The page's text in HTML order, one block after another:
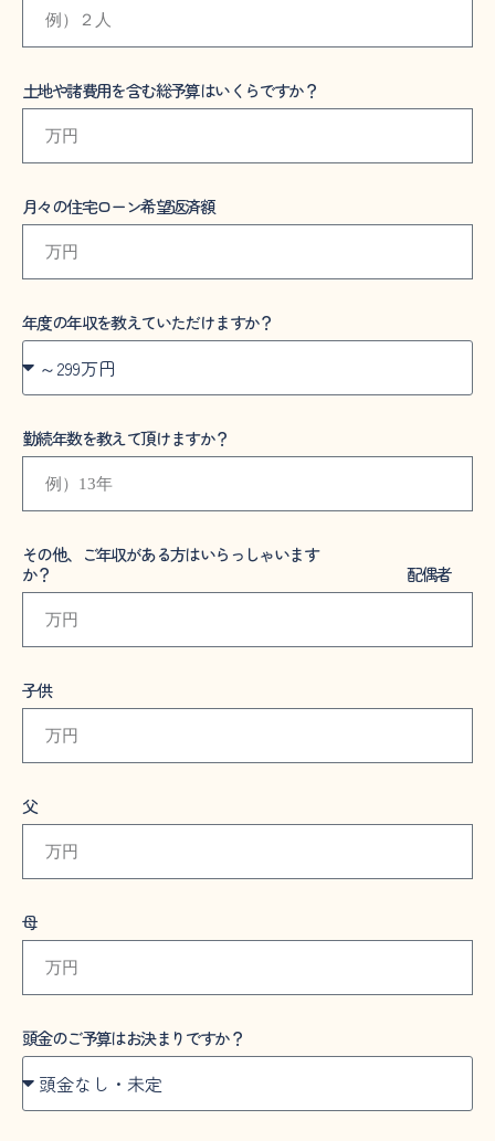
土地や諸費用を含む総予算はいくらですか？
月々の住宅ローン希望返済額
年度の年収を教えていただけますか？
勤続年数を教えて頂けますか？
その他、ご年収がある方はいらっしゃいます
か？ 配偶者
子供
父
母
頭金のご予算はお決まりですか？